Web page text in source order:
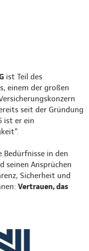
ist Teil des
einem der großen
seit der Gründung
ist er ein
Bedürfnisse in den
seinen Ansprüchen
Sicherheit und
Vertrauen, das